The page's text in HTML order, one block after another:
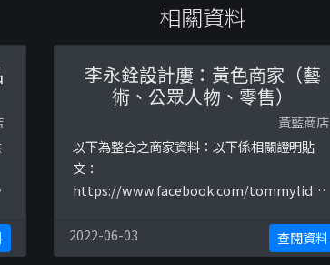
相關資料
李永銓設計廔：黃色商家（藝
術、公眾人物、零售）
黃藍商店
以下為整合之商家資料：以下係相關證明貼
文：
https://www.facebook.com/tommylidesi
.facebook.com/tommylidesign/posts/27
30728236979429
2022-06-03 查閱資料